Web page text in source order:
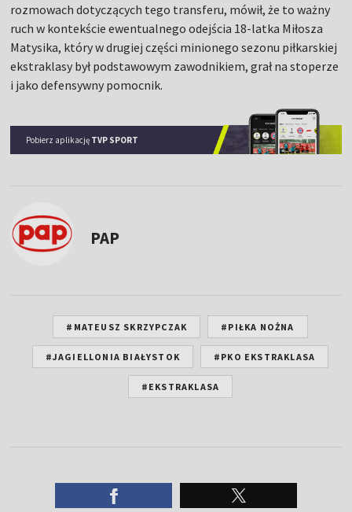
rozmowach dotyczących tego transferu, mówił, że to ważny
ruch w kontekście ewentualnego odejścia 18-latka Miłosza
Matysika, który w drugiej części minionego sezonu piłkarskiej
ekstraklasy był podstawowym zawodnikiem, grał na stoperze
i jako defensywny pomocnik.
Pobierz aplikację TVP SPORT
PAP
#MATEUSZ SKRZYPCZAK #PIŁKA NOŻNA
#JAGIELLONIA BIAŁYSTOK #PKO EKSTRAKLASA
#EKSTRAKLASA